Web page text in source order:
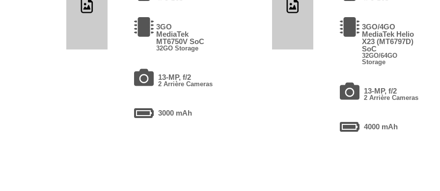
3GO
MediaTek
MT6750V SoC
32GO Storage
13-MP, f/2
2 Arrière Cameras
3000 mAh
3GO/4GO
MediaTek Helio
X23 (MT6797D)
SoC
32GO/64GO
Storage
13-MP, f/2
2 Arrière Cameras
4000 mAh